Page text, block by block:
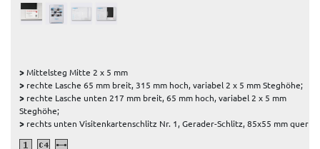
>Mittelsteg Mitte 2 x 5 mm
> rechte Lasche 65 mm breit, 315 mm hoch, variabel 2 x 5 mm Steghöhe;
> rechte Lasche unten 217 mm breit, 65 mm hoch, variabel 2 x 5 mm
Steghöhe;
> rechts unten Visitenkartenschlitz Nr. 1, Gerader-Schlitz, 85x55 mm quer